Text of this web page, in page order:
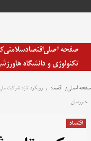
صفحه اصلیاقتصادسلامتی
تکنولوژی و دانشگاه ها
صفحه اصلی اقتصاد
رویکرد تازه شرکت
_خبررسان
اقتصاد